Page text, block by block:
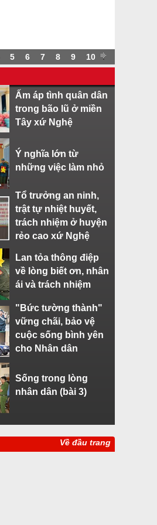
5 6 7 8 9 10 .
Ấm áp tình quân dân
trong bão lũ ở miền
Tây xứ Nghệ
Ý nghĩa lớn từ
những việc làm nhỏ
Tổ trưởng an ninh,
trật tự nhiệt huyết,
trách nhiệm ở huyện
rẻo cao xứ Nghệ
Lan tỏa thông điệp
về lòng biết ơn, nhân
ái và trách nhiệm
"Bức tường thành"
vững chãi, bảo vệ
cuộc sống bình yên
cho Nhân dân
Sống trong lòng
nhân dân (bài 3)
Về đầu trang